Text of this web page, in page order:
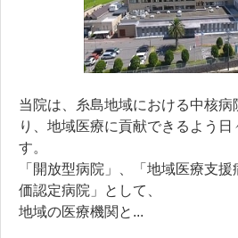
当院は、糸島地域における中核病
り、地域医療に貢献できるよう日
す。
「開放型病院」、「地域医療支
価認定病院」として、
地域の医療機関と...